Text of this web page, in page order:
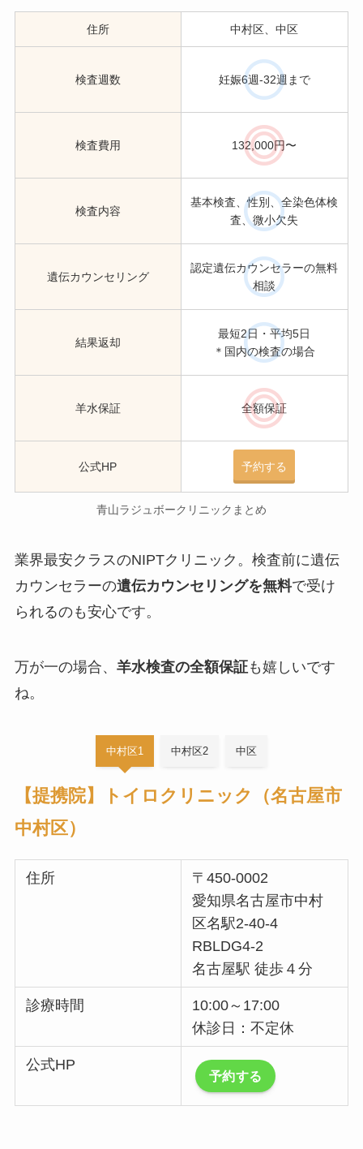
住所 中村区、中区
検査週数 妊娠6週-32週まで
検査費用 132,000円〜
検査内容
基本検査、性別、全染色体検
査、微小欠失
遺伝カウンセリング
認定遺伝カウンセラーの無料
相談
結果返却
最短2日・平均5日
＊国内の検査の場合
羊水保証 全額保証
公式HP 予約する
青山ラジュボークリニックまとめ
業界最安クラスのNIPTクリニック 。検査前に遺伝
カウンセラーの遺伝カウンセリングを無料で受け
られるのも安心です。
万が一の場合、 羊水検査の全額保証も嬉しいです
ね。
中村区1 中村区2 中区
【提携院】
トイロクリニック（名古屋市
中村区）
住所
〒450-0002
愛知県名古屋市中村
区名駅2-40-4
RBLDG4-2
名古屋駅 徒歩４分
診療時間
10:00～17:00
休診日：不定休
公式HP
予約する